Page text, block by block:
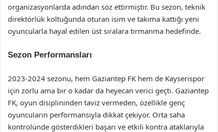
organizasyonlarda adından söz ettirmiştir. Bu sezon, teknik
direktörlük koltuğunda oturan isim ve takıma kattığı yeni
oyuncularla hayal edilen üst sıralara tırmanma hedefinde.
Sezon Performansları
2023-2024 sezonu, hem Gaziantep FK hem de Kayserispor
için zorlu ama bir o kadar da heyecan verici geçti. Gaziantep
FK, oyun disiplininden taviz vermeden, özellikle genç
oyuncuların performansıyla dikkat çekiyor. Orta saha
kontrolünde gösterdikleri başarı ve etkili kontra ataklarıyla